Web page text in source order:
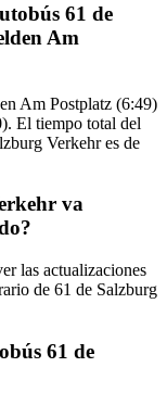
61 de
Am
Am Postplatz (6:49)
El tiempo total del
Verkehr es de
va
las actualizaciones
de 61 de Salzburg
61 de